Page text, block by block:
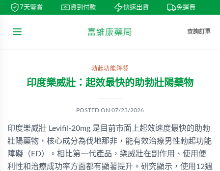
7天鑒賞 貨到付款 快速出貨 免運費
查詢訂單
勃起功能障礙
印度樂威壯：起效最快的助勃壯陽藥物
POSTED ON 07/23/2026
印度樂威壯 Levifil-20mg 是目前市面上起效速度最快的助勃
壯陽藥物，核心成分為伐地那非，能有效治療男性勃起功能
障礙（ED）。相比第一代產品，樂威壯在副作用、使用便
利性和治療成功率方面都有顯著提升。研究顯示，使用12週